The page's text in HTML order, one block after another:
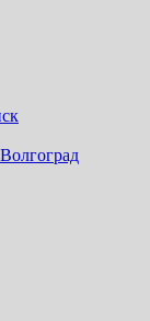
Волгоград